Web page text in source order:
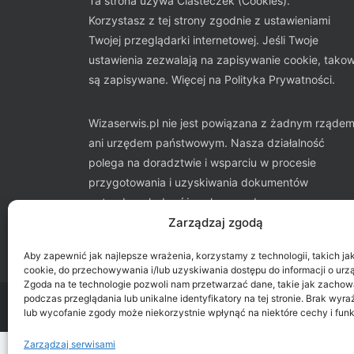
Zarządzaj zgodą
Aby zapewnić jak najlepsze wrażenia, korzystamy z technologii, takich
cookie, do przechowywania i/lub uzyskiwania dostępu do informacji o
Zgoda na te technologie pozwoli nam przetwarzać dane, takie jak
podczas przeglądania lub unikalne identyfikatory na tej stronie. Brak
lub wycofanie zgody może niekorzystnie wpłynąć na niektóre cechy i
Zarządzaj serwisami
Korzystasz z tej strony zgodnie z ustawieniami
Twojej przeglądarki internetowej. Jeśli Twoje
ustawienia zezwalają na zapisywanie cookie,
są zapisywane. Więcej na Polityka Prywatności.
Wizaserwis.pl nie jest powiązana z żadnym rządem
ani urzędem państwowym. Nasza działalność
polega na doradztwie i wsparciu w procesie
przygotowania i uzyskiwania dokumentów
potrzebnych do różnych procedur
administracyjnych.